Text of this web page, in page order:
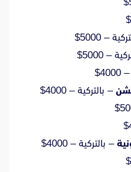
– 5000$
– 5000$
– بالتركية – 4000$
– بالتركية – 4000$